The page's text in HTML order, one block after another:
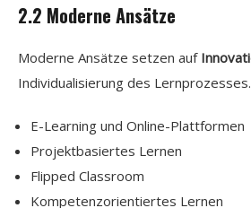
2.2 Moderne Ansätze
Moderne Ansätze setzen auf
Individualisierung des
E-Learning und Online-Plattformen
Projektbasiertes Lernen
Flipped Classroom
Kompetenzorientiertes Lernen